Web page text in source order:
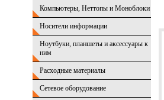
Компьютеры, Неттопы и Моноблоки
Носители информации
Ноутбуки, планшеты и аксессуары к
ним
Расходные материалы
Сетевое оборудование